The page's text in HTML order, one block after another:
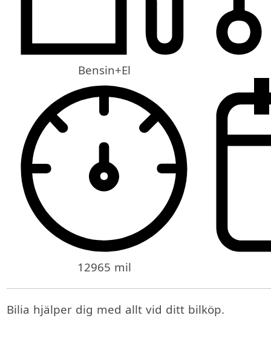
Bensin+El
12965 mil
Bilia hjälper dig med allt vid ditt bilköp.